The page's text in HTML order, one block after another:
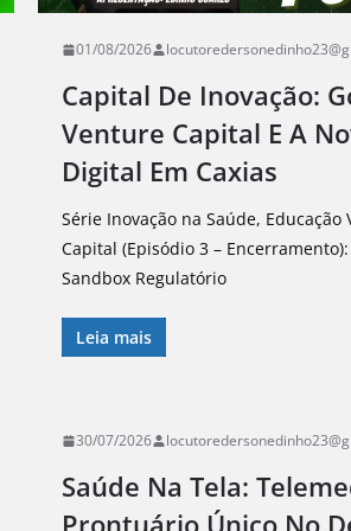
01/08/2026
Capital De Inovação:
Venture Capital E A
Digital Em Caxias
Série Inovação na Saúde,
Capital (Episódio 3 –
Sandbox Regulatório
Leia mais
30/07/2026
Saúde Na Tela: